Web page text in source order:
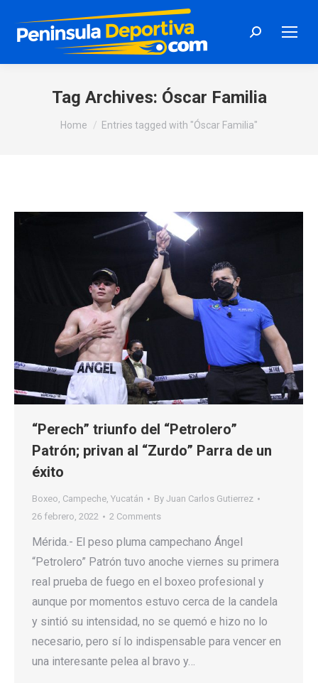
Search:
Tag Archives: Óscar Familia
You are here:
Home Entries tagged with "Óscar Familia"
“Perech” triunfo del “Petrolero”
Patrón; privan al “Zurdo” Parra de un
éxito
Boxeo, Campeche, Yucatán By Juan Carlos Gutierrez
26 febrero, 2022
2 Comments
Mérida.- El peso pluma campechano Ángel
“Petrolero” Patrón tuvo anoche viernes su primera
real prueba de fuego en el boxeo profesional y
aunque por momentos estuvo cerca de la candela
y sintió su intensidad, no se quemó e hizo no lo
necesario, pero sí lo indispensable para vencer en
una interesante pelea al bravo y…